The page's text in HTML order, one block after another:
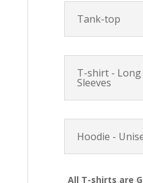
Tank-top
T-shirt - Long
Sleeves
Hoodie -
All T-shirts are